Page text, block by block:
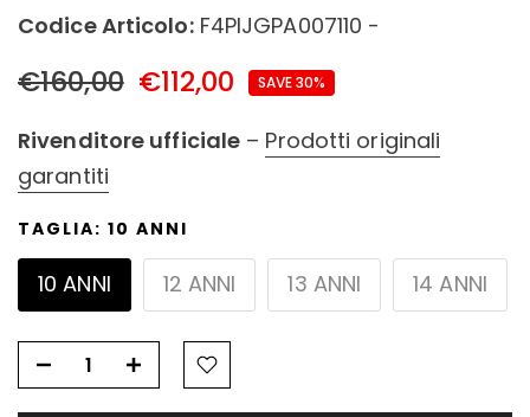
Codice Articolo:F4PIJGPA007110 -
€160,00 €112,00 SAVE 30%
Rivenditore ufficiale – Prodotti originali
garantiti
TAGLIA: 10 ANNI
10 ANNI 12 ANNI 13 ANNI 14 ANNI